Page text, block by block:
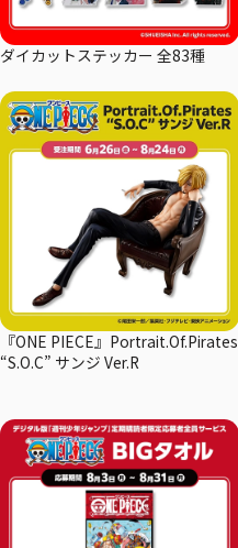
ダイカットステッカー 全83種
『ONE PIECE』Portrait.Of.Pirates
“S.O.C” サンジ Ver.R